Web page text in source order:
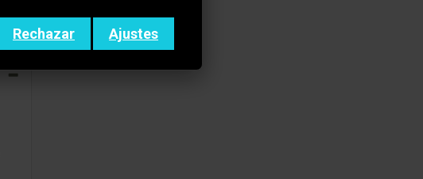
Rechazar Ajustes